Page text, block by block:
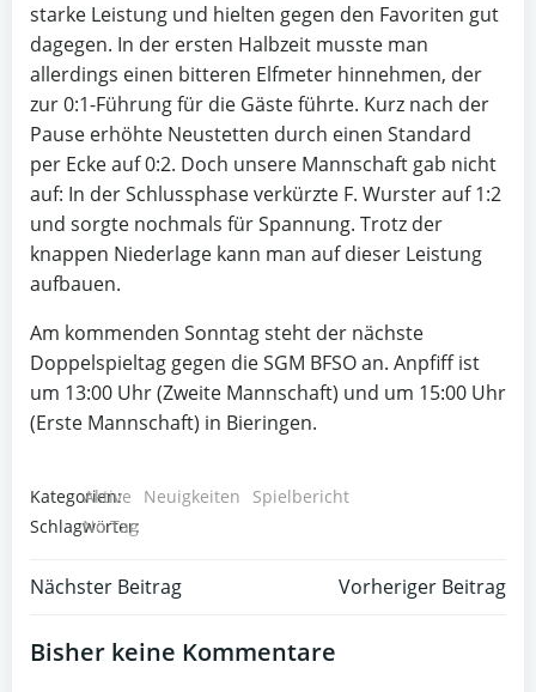
starke Leistung und hielten gegen den Favoriten gut
dagegen. In der ersten Halbzeit musste man
allerdings einen bitteren Elfmeter hinnehmen, der
zur 0:1-Führung für die Gäste führte. Kurz nach der
Pause erhöhte Neustetten durch einen Standard
per Ecke auf 0:2. Doch unsere Mannschaft gab nicht
auf: In der Schlussphase verkürzte F. Wurster auf 1:2
und sorgte nochmals für Spannung. Trotz der
knappen Niederlage kann man auf dieser Leistung
aufbauen.
Am kommenden Sonntag steht der nächste
Doppelspieltag gegen die SGM BFSO an. Anpfiff ist
um 13:00 Uhr (Zweite Mannschaft) und um 15:00 Uhr
(Erste Mannschaft) in Bieringen.
Kategorien:
Aktive Neuigkeiten
Spielbericht
Schlagwörter:
No Tag
Post
navigation
Nächster Beitrag
Post
navigation
Vorheriger Beitrag
Bisher keine Kommentare